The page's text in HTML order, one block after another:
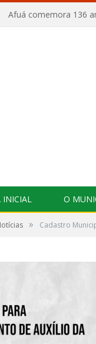
INICIAL O
» Cadastro